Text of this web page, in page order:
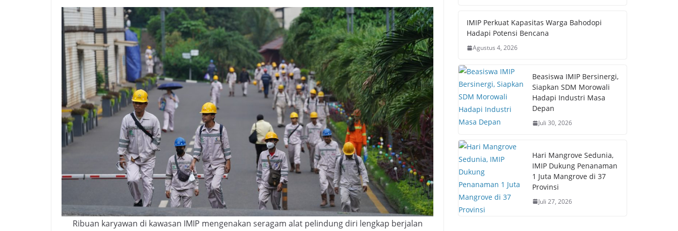
Ribuan karyawan di kawasan IMIP mengenakan seragam alat pelindung diri lengkap berjalan
IMIP Perkuat Kapasitas Warga Bahodopi
Hadapi Potensi Bencana
Agustus 4, 2026
Beasiswa IMIP Bersinergi,
Siapkan SDM Morowali
Hadapi Industri Masa
Depan
Juli 30, 2026
Hari Mangrove Sedunia,
IMIP Dukung Penanaman
1 Juta Mangrove di 37
Provinsi
Juli 27, 2026